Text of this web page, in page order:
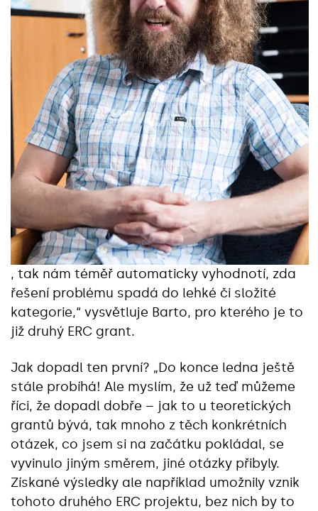
, tak nám téměř automaticky vyhodnotí, zda
řešení problému spadá do lehké či složité
kategorie,“ vysvětluje Barto, pro kterého je to
již druhý ERC grant.
Jak dopadl ten první? „Do konce ledna ještě
stále probíhá! Ale myslím, že už teď můžeme
říci, že dopadl dobře – jak to u teoretických
grantů bývá, tak mnoho z těch konkrétních
otázek, co jsem si na začátku pokládal, se
vyvinulo jiným směrem, jiné otázky přibyly.
Získané výsledky ale například umožnily vznik
tohoto druhého ERC projektu, bez nich by to